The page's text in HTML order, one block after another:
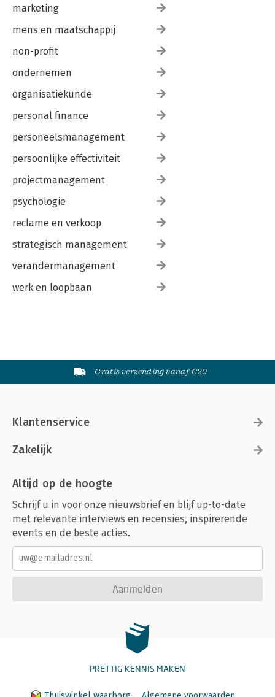
marketing
mens en maatschappij
non-profit
ondernemen
organisatiekunde
personal finance
personeelsmanagement
persoonlijke effectiviteit
projectmanagement
psychologie
reclame en verkoop
strategisch management
verandermanagement
werk en loopbaan
Gratis verzending vanaf €20
Klantenservice
Zakelijk
Altijd op de hoogte
Schrijf u in voor onze nieuwsbrief en blijf up-to-date
met relevante interviews en recensies, inspirerende
events en de beste acties.
Aanmelden
PRETTIG KENNIS MAKEN